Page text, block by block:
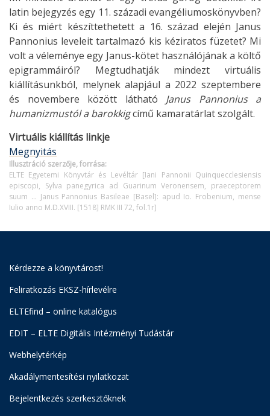
latin bejegyzés egy 11. századi evangéliumoskönyvben?
Ki és miért készíttethetett a 16. század elején Janus
Pannonius leveleit tartalmazó kis kéziratos füzetet? Mi
volt a véleménye egy Janus-kötet használójának a költő
epigrammáiról? Megtudhatják mindezt virtuális
kiállításunkból, melynek alapjául a 2022 szeptembere
és novembere között látható Janus Pannonius a
humanizmustól a barokkigcímű kamaratárlat szolgált.
Virtuális kiállítás linkje
Megnyitás
Illusztráció szerzője, forrása:
ELTE Egyetemi Könyvtár és Levéltár [Iani Pannonii Quinquecclesiensis
episcopi, Sylva panegyrica ad Guarinum Veronensem, praeceptorem
suum … Janus Pannonius Basileae [Basel]: apud Io. Frobenium, mense
Iulio anno M.D.XVIII. [1518] RMK III 72, fol.1r]
Kérdezze a könyvtárost!
Feliratkozás EKSZ-hírlevélre
ELTEfind – online katalógus
EDIT – ELTE Digitális Intézményi Tudástár
Webhelytérkép
Akadálymentesítési nyilatkozat
Bejelentkezés szerkesztőknek